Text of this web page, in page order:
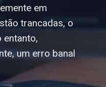
em
trancadas, o
entanto,
um erro banal